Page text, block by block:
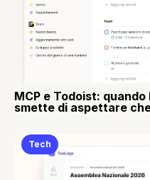
MCP e Todoist:
smette di aspettare
Tech